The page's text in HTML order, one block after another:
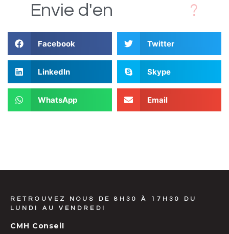
Envie d'en
Facebook Twitter
LinkedIn Skype
WhatsApp Email
RETROUVEZ NOUS DE 8H30 À 17H30 DU
LUNDI AU VENDREDI
CMH Conseil